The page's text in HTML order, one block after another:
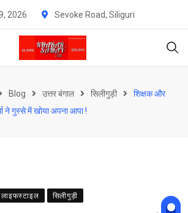
2026 Sevoke Road, Siliguri
Blog उत्तर बंगाल सिलीगुड़ी
शिक्षक और
ने गुस्से में खोया अपना आपा !
लाइफस्टाइल सिलीगुड़ी